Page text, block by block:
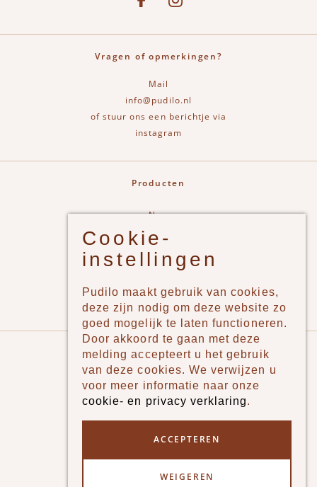
Vragen of opmerkingen?
Mail
info@pudilo.nl
of stuur ons een berichtje via
instagram
Producten
New
Jongens
Meisjes
Merken
Pudilo
Over ons
Algemene voorwaarden
Klantenservice - Ruilen & Retourneren
Cookie-
instellingen
Pudilo maakt gebruik van cookies,
deze zijn nodig om deze website zo
goed mogelijk te laten functioneren.
Door akkoord te gaan met deze
melding accepteert u het gebruik
van deze cookies. We verwijzen u
voor meer informatie naar onze
cookie- en privacy verklaring.
ACCEPTEREN
WEIGEREN